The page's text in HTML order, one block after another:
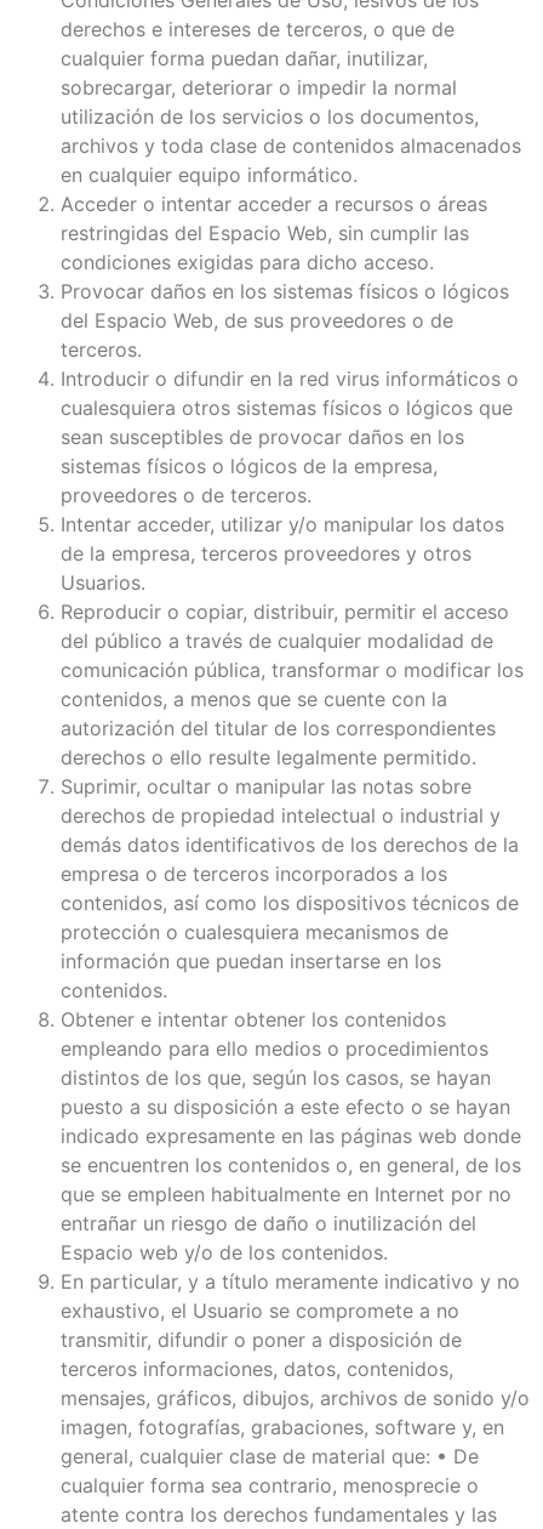
derechos e intereses de terceros, o que de
cualquier forma puedan dañar, inutilizar,
sobrecargar, deteriorar o impedir la normal
utilización de los servicios o los documentos,
archivos y toda clase de contenidos almacenados
en cualquier equipo informático.
Acceder o intentar acceder a recursos o áreas
restringidas del Espacio Web, sin cumplir las
condiciones exigidas para dicho acceso.
Provocar daños en los sistemas físicos o lógicos
del Espacio Web, de sus proveedores o de
terceros.
Introducir o difundir en la red virus informáticos o
cualesquiera otros sistemas físicos o lógicos que
sean susceptibles de provocar daños en los
sistemas físicos o lógicos de la empresa,
proveedores o de terceros.
Intentar acceder, utilizar y/o manipular los datos
de la empresa, terceros proveedores y otros
Usuarios.
Reproducir o copiar, distribuir, permitir el acceso
del público a través de cualquier modalidad de
comunicación pública, transformar o modificar los
contenidos, a menos que se cuente con la
autorización del titular de los correspondientes
derechos o ello resulte legalmente permitido.
Suprimir, ocultar o manipular las notas sobre
derechos de propiedad intelectual o industrial y
demás datos identificativos de los derechos de la
empresa o de terceros incorporados a los
contenidos, así como los dispositivos técnicos de
protección o cualesquiera mecanismos de
información que puedan insertarse en los
contenidos.
Obtener e intentar obtener los contenidos
empleando para ello medios o procedimientos
distintos de los que, según los casos, se hayan
puesto a su disposición a este efecto o se hayan
indicado expresamente en las páginas web donde
se encuentren los contenidos o, en general, de los
que se empleen habitualmente en Internet por no
entrañar un riesgo de daño o inutilización del
Espacio web y/o de los contenidos.
En particular, y a título meramente indicativo y no
exhaustivo, el Usuario se compromete a no
transmitir, difundir o poner a disposición de
terceros informaciones, datos, contenidos,
mensajes, gráficos, dibujos, archivos de sonido y/o
imagen, fotografías, grabaciones, software y, en
general, cualquier clase de material que: • De
cualquier forma sea contrario, menosprecie o
atente contra los derechos fundamentales y las